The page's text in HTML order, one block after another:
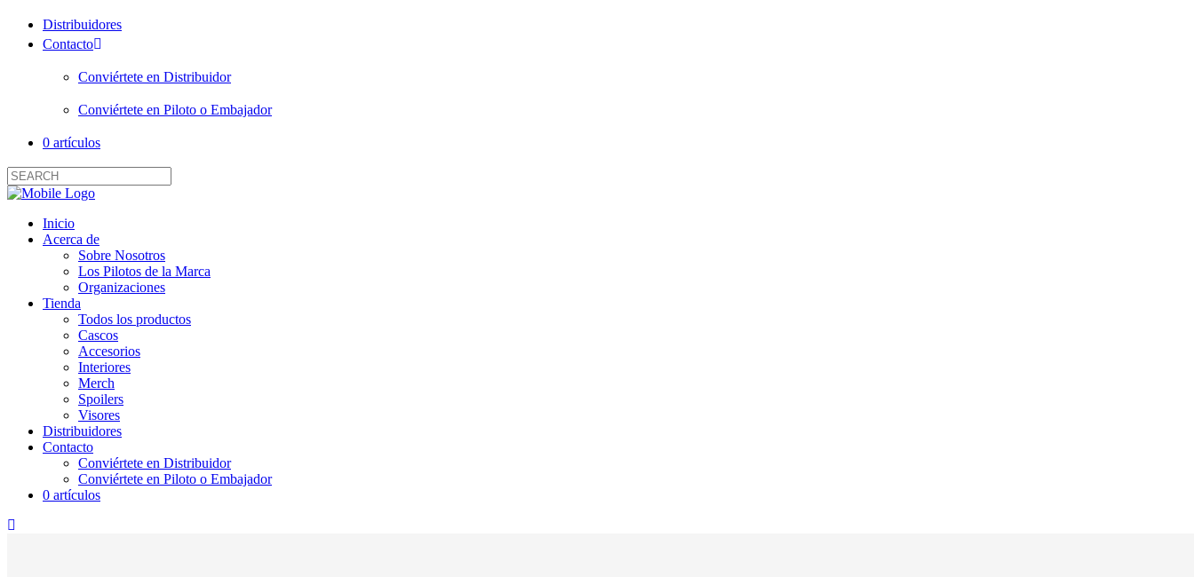
Distribuidores
Contacto
Conviértete en Distribuidor
Conviértete en Piloto o Embajador
0 artículos
Inicio
Acerca de
Sobre Nosotros
Los Pilotos de la Marca
Organizaciones
Tienda
Todos los productos
Cascos
Accesorios
Interiores
Merch
Spoilers
Visores
Distribuidores
Contacto
Conviértete en Distribuidor
Conviértete en Piloto o Embajador
0 artículos